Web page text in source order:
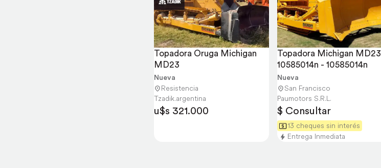
Topadora Oruga Michigan
MD23
Nueva
Resistencia
Tzadik.argentina
u$s 321.000
Topadora Michigan MD23
10585014n - 10585014n
Nueva
San Francisco
Paumotors S.R.L.
$ Consultar
13 cheques sin interés
Entrega Inmediata